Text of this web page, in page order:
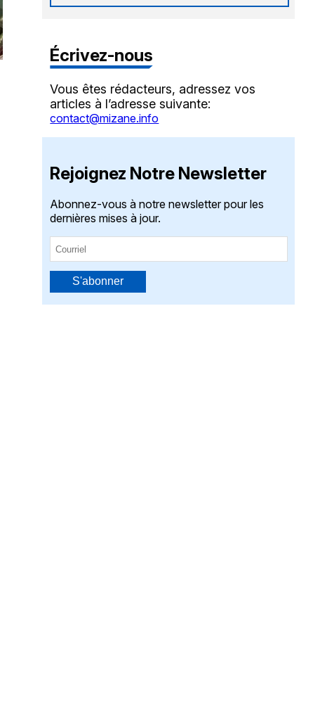
Écrivez-nous
Vous êtes rédacteurs, adressez vos
articles à l’adresse suivante:
contact@mizane.info
Rejoignez Notre Newsletter
Abonnez-vous à notre newsletter pour les
dernières mises à jour.
S'abonner